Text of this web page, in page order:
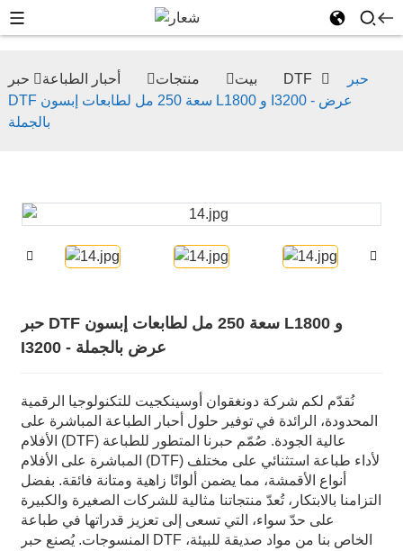
بيت منتجات أحبار الطباعة حبر DTF
حبر
DTF سعة 250 مل لطابعات إبسون L1800 و I3200 - عرض
بالجملة
حبر DTF سعة 250 مل لطابعات إبسون L1800 و
I3200 - عرض بالجملة
نُقدّم لكم شركة دونغقوان أوسينكجيت للتكنولوجيا الرقمية
المحدودة، الرائدة في توفير حلول أحبار الطباعة المباشرة على
الأفلام (DTF) عالية الجودة. صُمّم حبرنا المتطور للطباعة
المباشرة على الأفلام (DTF) لأداء طباعة استثنائي على مختلف
أنواع الأقمشة، مما يضمن ألوانًا زاهية ومتانة فائقة. بفضل
التزامنا بالابتكار، تُعدّ منتجاتنا مثالية للشركات الصغيرة والكبيرة
على حدّ سواء، التي تسعى إلى تعزيز قدراتها في طباعة
المنسوجات. يُصنع حبر DTF الخاص بنا من مواد صديقة للبيئة،